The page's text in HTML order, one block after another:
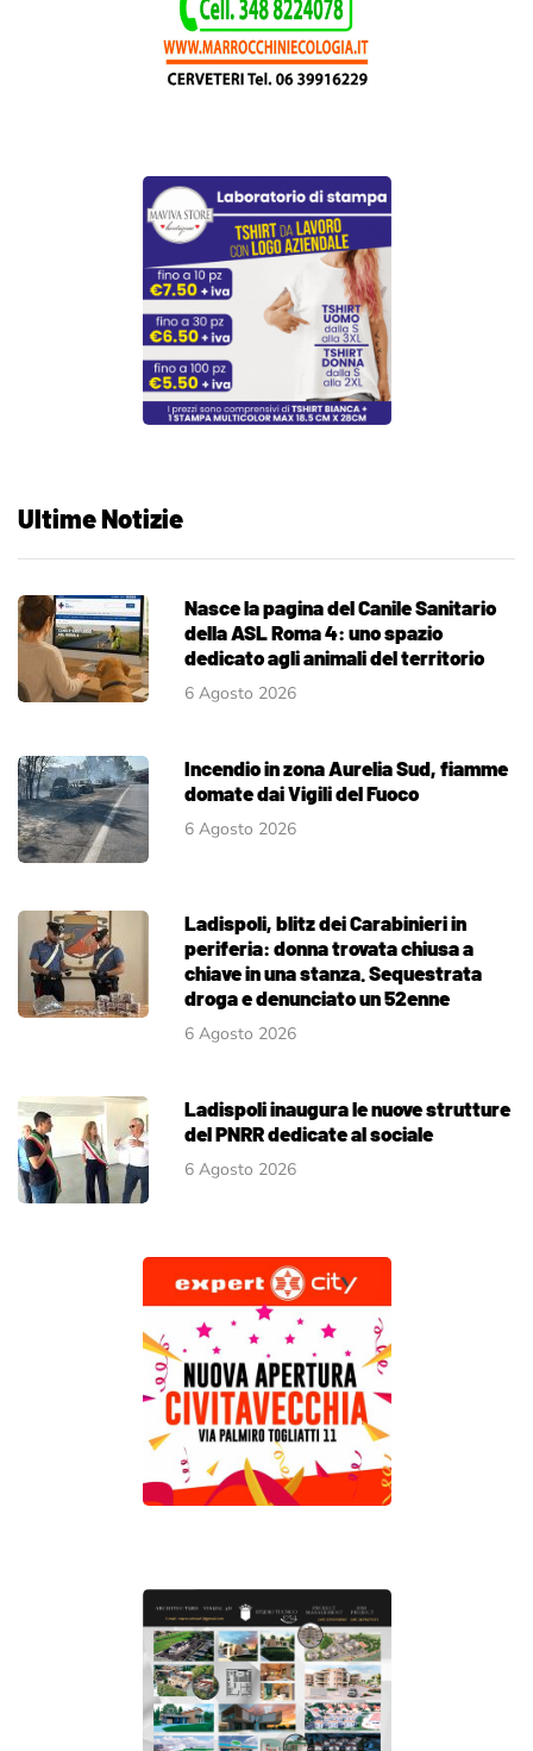
Ultime Notizie
Nasce la pagina del Canile Sanitario
della ASL Roma 4: uno spazio
dedicato agli animali del territorio
6 Agosto 2026
Incendio in zona Aurelia Sud, fiamme
domate dai Vigili del Fuoco
6 Agosto 2026
Ladispoli, blitz dei Carabinieri in
periferia: donna trovata chiusa a
chiave in una stanza. Sequestrata
droga e denunciato un 52enne
6 Agosto 2026
Ladispoli inaugura le nuove strutture
del PNRR dedicate al sociale
6 Agosto 2026